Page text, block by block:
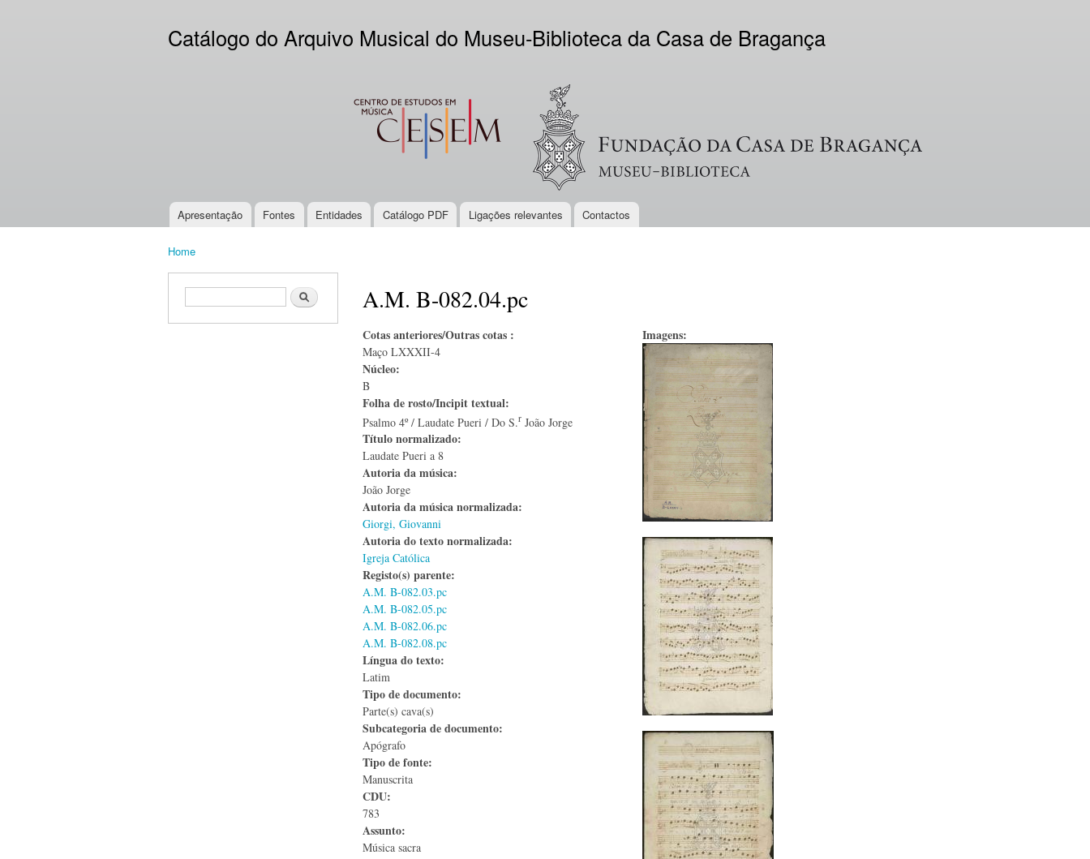
content
Catálogo do Arquivo Musical do Museu-Biblioteca da Casa de Bragança
CESEM Logo VV
Main menu
Apresentação Fontes Entidades Catálogo PDF Ligações relevantes Contactos
Home
Search form Search A.M. B-082.04.pc
Cotas anteriores/Outras cotas :
Maço LXXXII-4
Núcleo:
B
Folha de rosto/Incipit textual:
Psalmo 4º / Laudate Pueri / Do S.r João Jorge
Título normalizado:
Laudate Pueri a 8
Autoria da música:
João Jorge
Autoria da música normalizada:
Giorgi, Giovanni
Autoria do texto normalizada:
Igreja Católica
Registo(s) parente:
A.M. B-082.03.pc
A.M. B-082.05.pc
A.M. B-082.06.pc
A.M. B-082.08.pc
Língua do texto:
Latim
Tipo de documento:
Parte(s) cava(s)
Subcategoria de documento:
Apógrafo
Tipo de fonte:
Manuscrita
CDU:
783
Assunto:
Música sacra
Imagens: